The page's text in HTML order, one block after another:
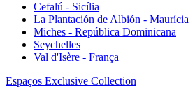
Cefalú - Sicília
La Plantación de Albión - Maurícia
Miches - República Dominicana
Seychelles
Val d'Isère - França
Espaços Exclusive Collection